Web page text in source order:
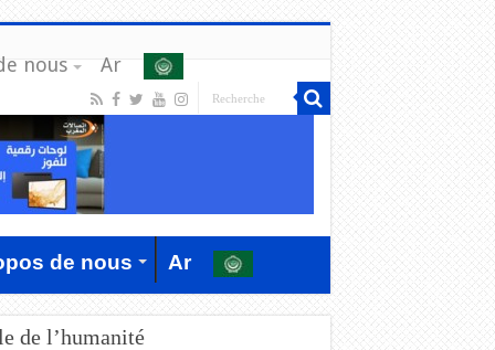
nous Ar
de nous Ar
de l’humanité